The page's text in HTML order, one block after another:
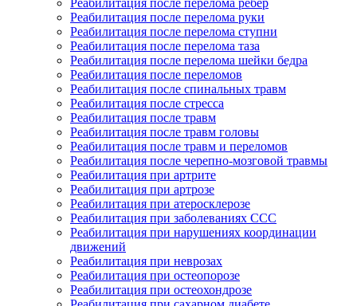
Реабилитация после перелома ребер
Реабилитация после перелома руки
Реабилитация после перелома ступни
Реабилитация после перелома таза
Реабилитация после перелома шейки бедра
Реабилитация после переломов
Реабилитация после спинальных травм
Реабилитация после стресса
Реабилитация после травм
Реабилитация после травм головы
Реабилитация после травм и переломов
Реабилитация после черепно-мозговой травмы
Реабилитация при артрите
Реабилитация при артрозе
Реабилитация при атеросклерозе
Реабилитация при заболеваниях ССС
Реабилитация при нарушениях координации
движений
Реабилитация при неврозах
Реабилитация при остеопорозе
Реабилитация при остеохондрозе